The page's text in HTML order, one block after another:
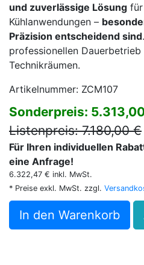
und zuverlässige Lösung
Kühlanwendungen –
Präzision entscheidend sind
professionellen
Technikräumen.
Artikelnummer: ZCM107
Sonderpreis:
Listenpreis: 7.180,00 €
Für Ihren individuellen
eine Anfrage!
6.322,47 € inkl. MwSt.
* Preise exkl. MwSt. zzgl.
In den Warenkorb